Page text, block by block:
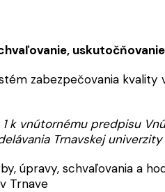
zabezpečovania kvality
k vnútornému predpisu
Trnavskej
úpravy, schvaľovania a
Trnave